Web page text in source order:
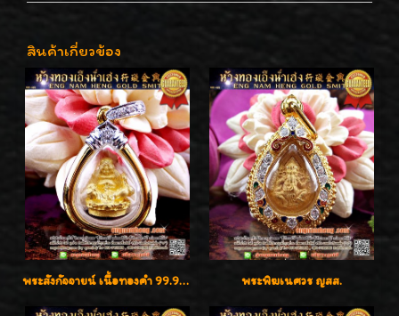
สินค้าเกี่ยวข้อง
พระสังกัจจายน์ เนื้อทองคำ 99.99% พระพิฆเนศวร ญสส.